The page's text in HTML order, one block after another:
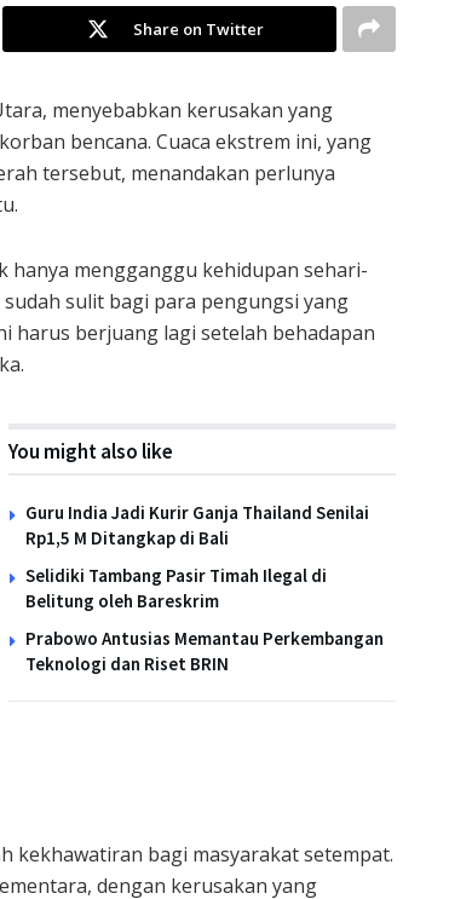
Share on Twitter
menyebabkan kerusakan yang
bencana. Cuaca ekstrem ini, yang
tersebut, menandakan perlunya
hanya mengganggu kehidupan sehari-
sulit bagi para pengungsi yang
harus berjuang lagi setelah behadapan
You might also like
Guru India Jadi Kurir Ganja Thailand Senilai
Rp1,5 M Ditangkap di Bali
Selidiki Tambang Pasir Timah Ilegal di
Belitung oleh Bareskrim
Prabowo Antusias Memantau Perkembangan
Teknologi dan Riset BRIN
kekhawatiran bagi masyarakat setempat.
dengan kerusakan yang